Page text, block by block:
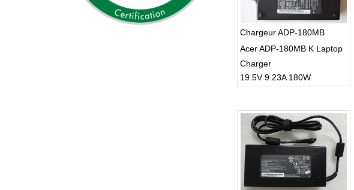
Chargeur ADP-180MB
Acer ADP-180MB K Laptop
Charger
19.5V 9.23A 180W